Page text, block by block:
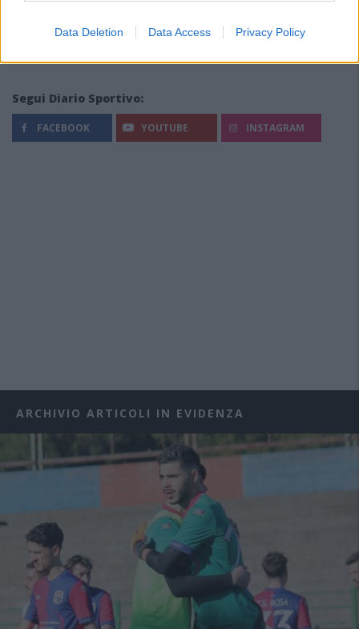
Data Deletion Data Access Privacy Policy
Segui Diario Sportivo:
FACEBOOK YOUTUBE INSTAGRAM
ARCHIVIO ARTICOLI IN EVIDENZA